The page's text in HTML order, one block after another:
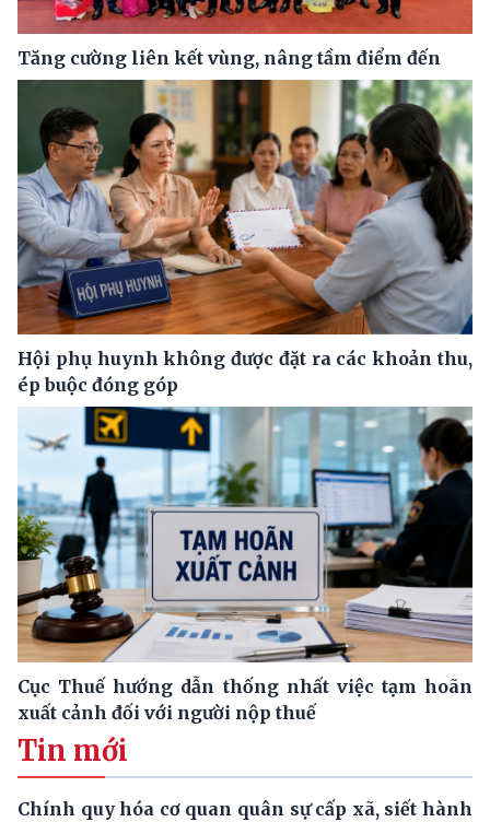
Tăng cường liên kết vùng, nâng tầm điểm đến
Hội phụ huynh không được đặt ra các khoản thu,
ép buộc đóng góp
Cục Thuế hướng dẫn thống nhất việc tạm hoãn
xuất cảnh đối với người nộp thuế
Tin mới
Chính quy hóa cơ quan quân sự cấp xã, siết hành